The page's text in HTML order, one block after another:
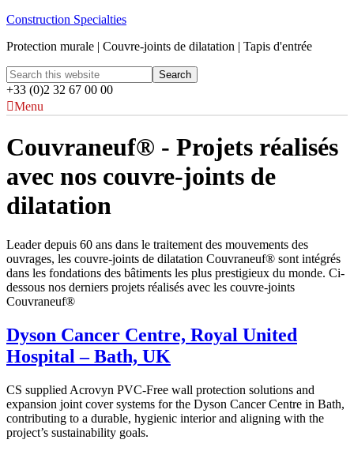
Construction Specialties
Protection murale | Couvre-joints de dilatation | Tapis d'entrée
+33 (0)2 32 67 00 00
Menu
Couvraneuf® - Projets réalisés
avec nos couvre-joints de
dilatation
Leader depuis 60 ans dans le traitement des mouvements des
ouvrages, les couvre-joints de dilatation Couvraneuf® sont intégrés
dans les fondations des bâtiments les plus prestigieux du monde. Ci-
dessous nos derniers projets réalisés avec les couvre-joints
Couvraneuf®
Dyson Cancer Centre, Royal United
Hospital – Bath, UK
CS supplied Acrovyn PVC-Free wall protection solutions and
expansion joint cover systems for the Dyson Cancer Centre in Bath,
contributing to a durable, hygienic interior and aligning with the
project’s sustainability goals.